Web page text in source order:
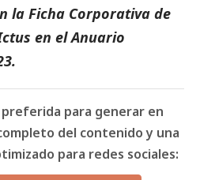
la Ficha Corporativa de
en elAnuario
para generar en
del contenido y una
para redes sociales: